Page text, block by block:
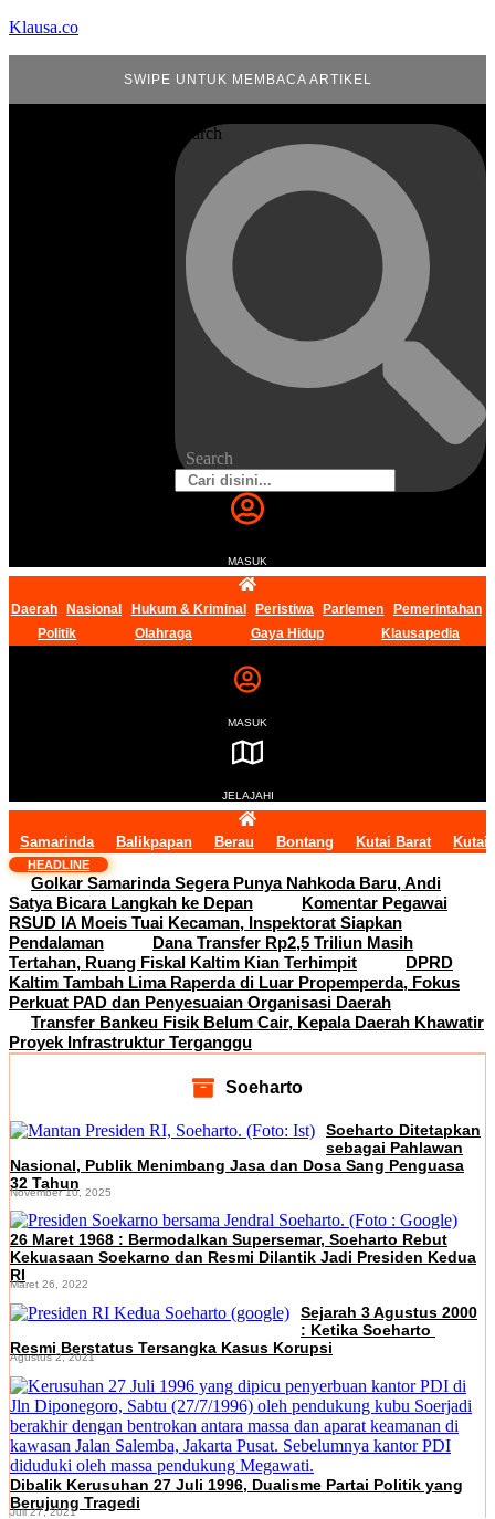
Klausa.co
SWIPE UNTUK MEMBACA ARTIKEL
Search
Search
MASUK
Daerah Nasional Hukum & Kriminal Peristiwa Parlemen
Pemerintahan
Politik
Olahraga Gaya Hidup Klausapedia
MASUK
JELAJAHI
Samarinda Balikpapan Berau Bontang Kutai Barat Kutai
HEADLINE
Golkar Samarinda Segera Punya Nahkoda Baru, Andi
Satya Bicara Langkah ke Depan
Komentar Pegawai
RSUD IA Moeis Tuai Kecaman, Inspektorat Siapkan
Pendalaman
Dana Transfer Rp2,5 Triliun Masih
Tertahan, Ruang Fiskal Kaltim Kian Terhimpit
DPRD
Kaltim Tambah Lima Raperda di Luar Propemperda, Fokus
Perkuat PAD dan Penyesuaian Organisasi Daerah
Transfer Bankeu Fisik Belum Cair, Kepala Daerah Khawatir
Proyek Infrastruktur Terganggu
Soeharto
Soeharto Ditetapkan
sebagai Pahlawan
Nasional, Publik Menimbang Jasa dan Dosa Sang Penguasa
32 Tahun
November 10, 2025
26 Maret 1968 : Bermodalkan Supersemar, Soeharto Rebut
Kekuasaan Soekarno dan Resmi Dilantik Jadi Presiden Kedua
RI
Maret 26, 2022
Sejarah 3 Agustus 2000
: Ketika Soeharto
Resmi Berstatus Tersangka Kasus Korupsi
Agustus 2, 2021
Dibalik Kerusuhan 27 Juli 1996, Dualisme Partai Politik yang
Berujung Tragedi
Juli 27, 2021